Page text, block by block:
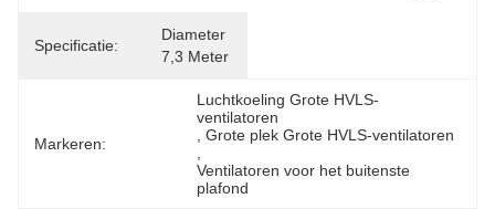
Specificatie:
Diameter
7,3 Meter
Markeren:
Luchtkoeling Grote HVLS-
ventilatoren
, Grote plek Grote HVLS-ventilatoren
Ventilatoren voor het buitenste
plafond